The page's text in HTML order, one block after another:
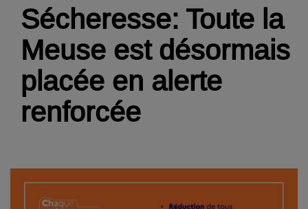
Sécheresse: Toute la
Meuse est désormais
placée en alerte
renforcée